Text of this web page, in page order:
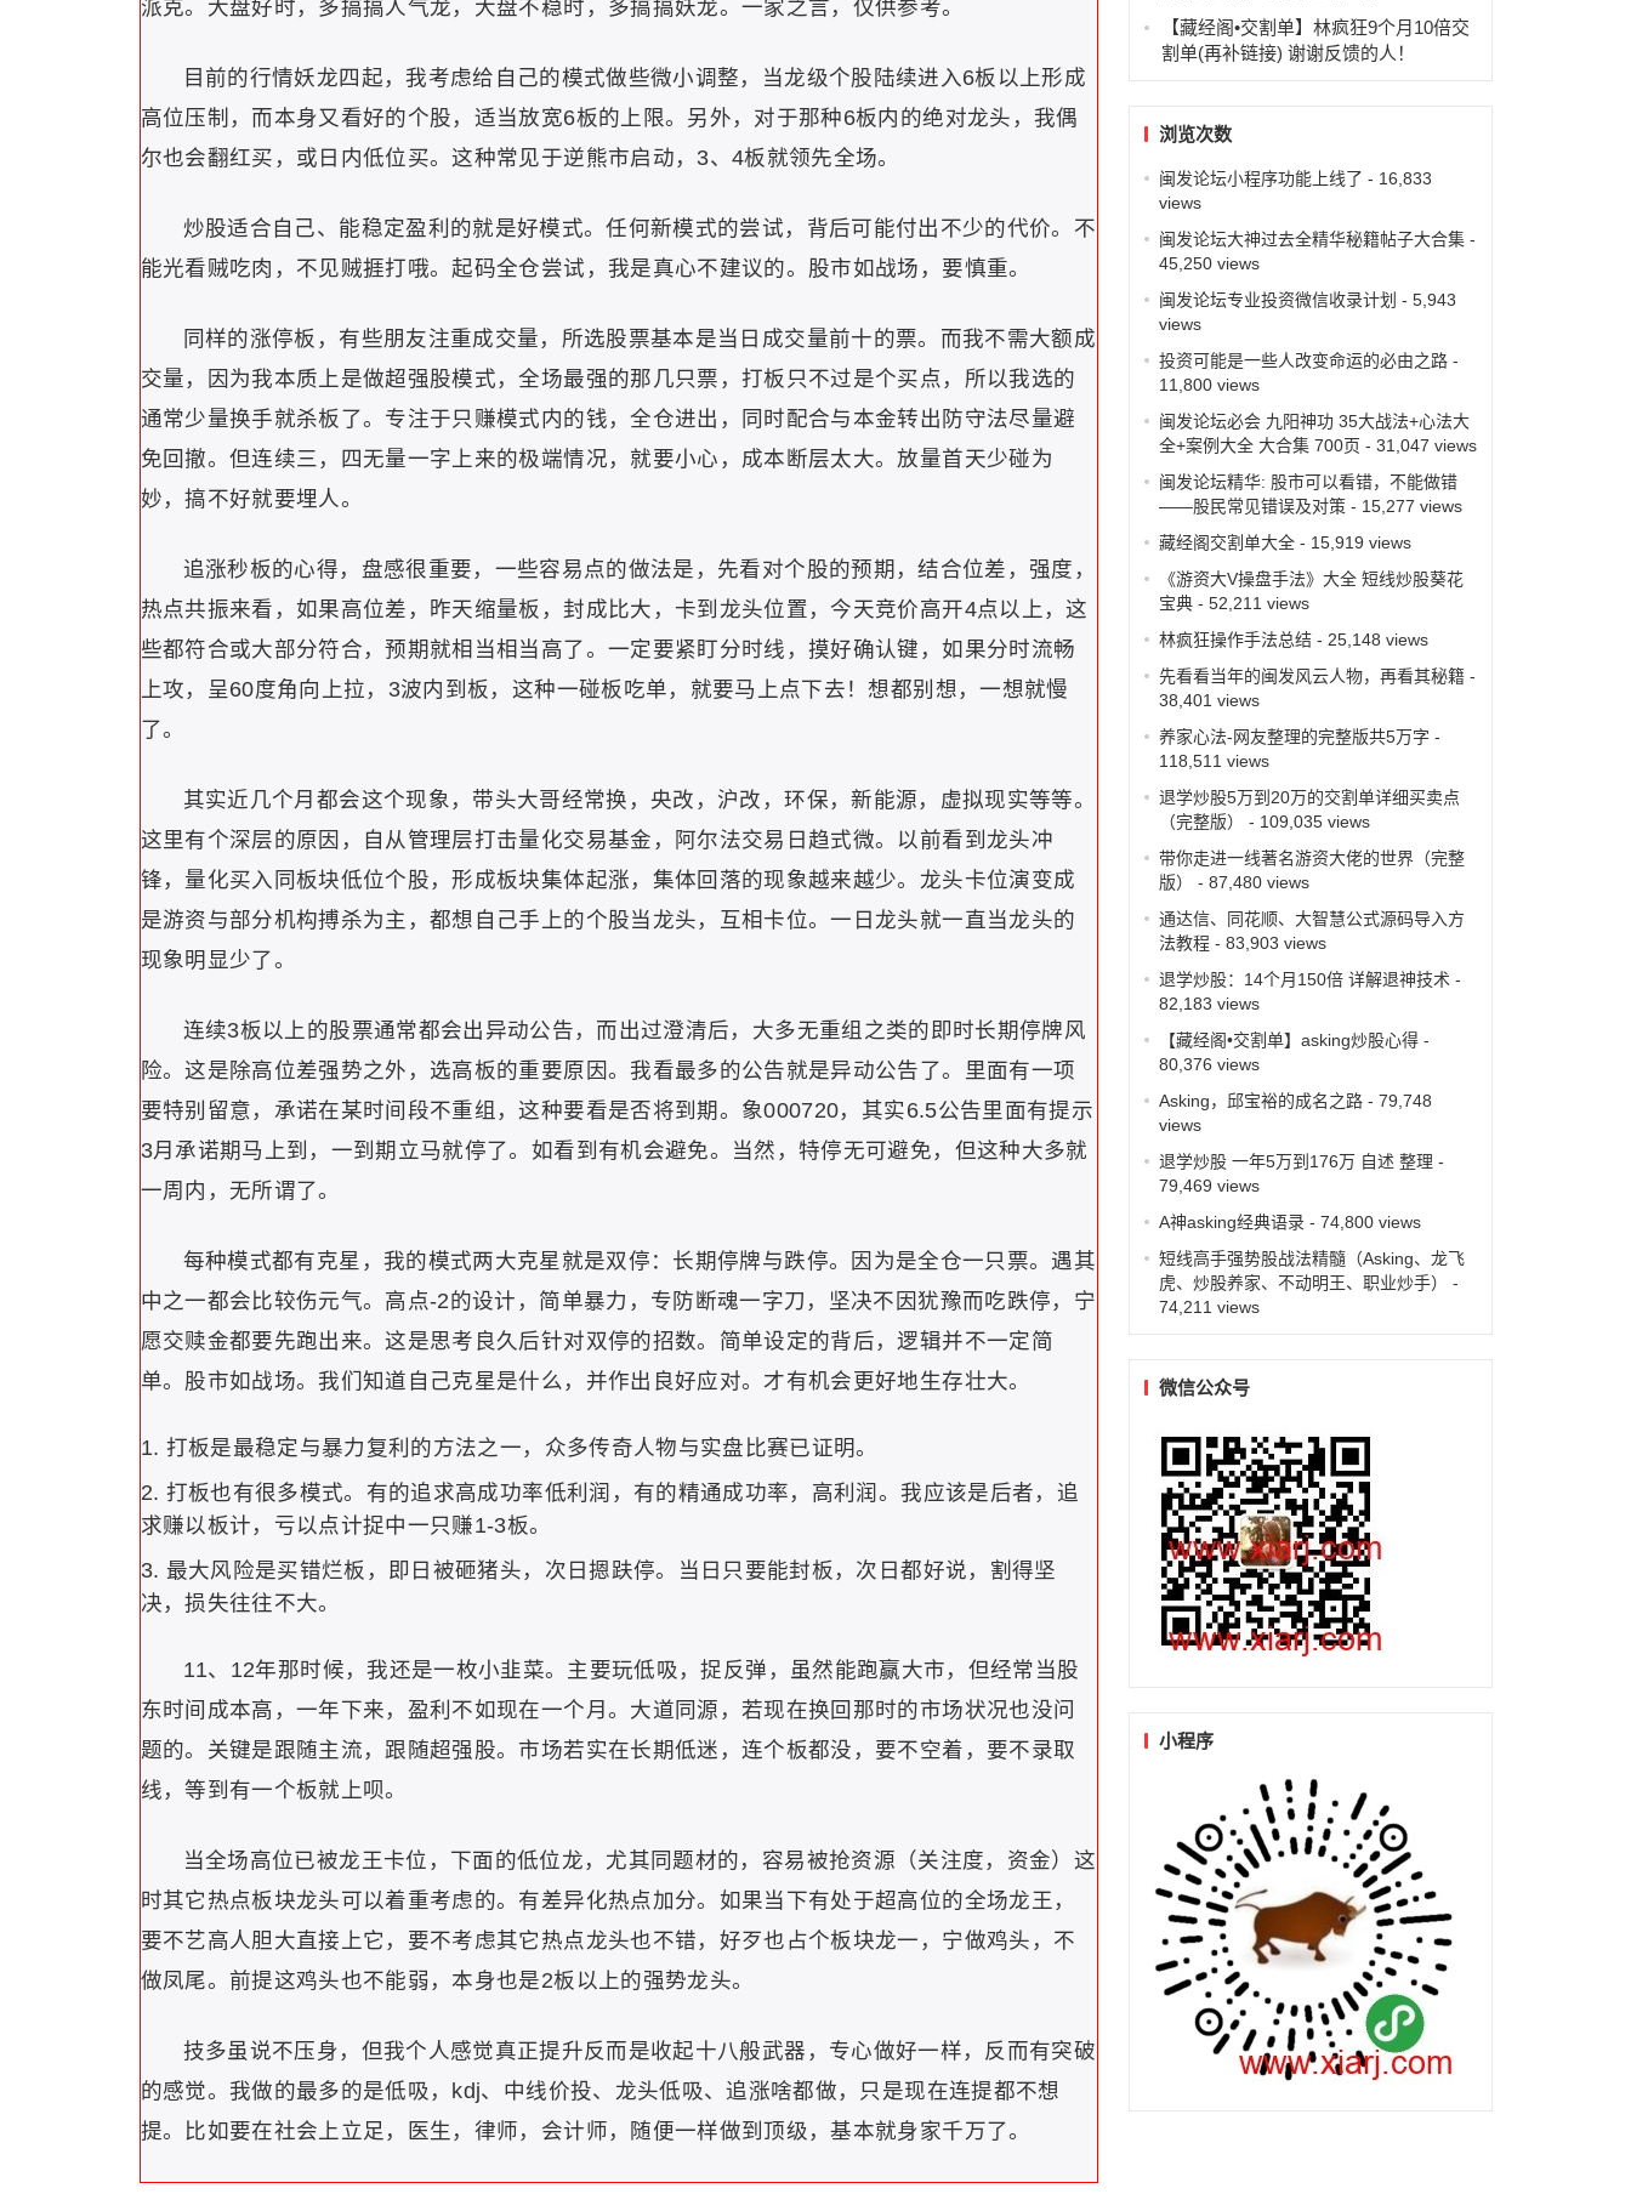
派克。大盘好时，多搞搞人气龙，大盘不稳时，多搞搞妖龙。一家之言，仅供参考。
目前的行情妖龙四起，我考虑给自己的模式做些微小调整，当龙级个股陆续进入6板以上形成
高位压制，而本身又看好的个股，适当放宽6板的上限。另外，对于那种6板内的绝对龙头，我偶
尔也会翻红买，或日内低位买。这种常见于逆熊市启动，3、4板就领先全场。
炒股适合自己、能稳定盈利的就是好模式。任何新模式的尝试，背后可能付出不少的代价。不
能光看贼吃肉，不见贼捱打哦。起码全仓尝试，我是真心不建议的。股市如战场，要慎重。
同样的涨停板，有些朋友注重成交量，所选股票基本是当日成交量前十的票。而我不需大额成
交量，因为我本质上是做超强股模式，全场最强的那几只票，打板只不过是个买点，所以我选的
通常少量换手就杀板了。专注于只赚模式内的钱，全仓进出，同时配合与本金转出防守法尽量避
免回撤。但连续三，四无量一字上来的极端情况，就要小心，成本断层太大。放量首天少碰为
妙，搞不好就要埋人。
追涨秒板的心得，盘感很重要，一些容易点的做法是，先看对个股的预期，结合位差，强度，
热点共振来看，如果高位差，昨天缩量板，封成比大，卡到龙头位置，今天竞价高开4点以上，这
些都符合或大部分符合，预期就相当相当高了。一定要紧盯分时线，摸好确认键，如果分时流畅
上攻，呈60度角向上拉，3波内到板，这种一碰板吃单，就要马上点下去！想都别想，一想就慢
了。
其实近几个月都会这个现象，带头大哥经常换，央改，沪改，环保，新能源，虚拟现实等等。
这里有个深层的原因，自从管理层打击量化交易基金，阿尔法交易日趋式微。以前看到龙头冲
锋，量化买入同板块低位个股，形成板块集体起涨，集体回落的现象越来越少。龙头卡位演变成
是游资与部分机构搏杀为主，都想自己手上的个股当龙头，互相卡位。一日龙头就一直当龙头的
现象明显少了。
连续3板以上的股票通常都会出异动公告，而出过澄清后，大多无重组之类的即时长期停牌风
险。这是除高位差强势之外，选高板的重要原因。我看最多的公告就是异动公告了。里面有一项
要特别留意，承诺在某时间段不重组，这种要看是否将到期。象000720，其实6.5公告里面有提示
3月承诺期马上到，一到期立马就停了。如看到有机会避免。当然，特停无可避免，但这种大多就
一周内，无所谓了。
每种模式都有克星，我的模式两大克星就是双停：长期停牌与跌停。因为是全仓一只票。遇其
中之一都会比较伤元气。高点-2的设计，简单暴力，专防断魂一字刀，坚决不因犹豫而吃跌停，宁
愿交赎金都要先跑出来。这是思考良久后针对双停的招数。简单设定的背后，逻辑并不一定简
单。股市如战场。我们知道自己克星是什么，并作出良好应对。才有机会更好地生存壮大。
打板是最稳定与暴力复利的方法之一，众多传奇人物与实盘比赛已证明。
打板也有很多模式。有的追求高成功率低利润，有的精通成功率，高利润。我应该是后者，追
求赚以板计，亏以点计捉中一只赚1-3板。
最大风险是买错烂板，即日被砸猪头，次日摁趺停。当日只要能封板，次日都好说，割得坚
决，损失往往不大。
11、12年那时候，我还是一枚小韭菜。主要玩低吸，捉反弹，虽然能跑赢大市，但经常当股
东时间成本高，一年下来，盈利不如现在一个月。大道同源，若现在换回那时的市场状况也没问
题的。关键是跟随主流，跟随超强股。市场若实在长期低迷，连个板都没，要不空着，要不录取
线，等到有一个板就上呗。
当全场高位已被龙王卡位，下面的低位龙，尤其同题材的，容易被抢资源（关注度，资金）这
时其它热点板块龙头可以着重考虑的。有差异化热点加分。如果当下有处于超高位的全场龙王，
要不艺高人胆大直接上它，要不考虑其它热点龙头也不错，好歹也占个板块龙一，宁做鸡头，不
做凤尾。前提这鸡头也不能弱，本身也是2板以上的强势龙头。
技多虽说不压身，但我个人感觉真正提升反而是收起十八般武器，专心做好一样，反而有突破
的感觉。我做的最多的是低吸，kdj、中线价投、龙头低吸、追涨啥都做，只是现在连提都不想
提。比如要在社会上立足，医生，律师，会计师，随便一样做到顶级，基本就身家千万了。
【藏经阁•交割单】林疯狂9个月10倍交
割单(再补链接) 谢谢反馈的人！
浏览次数
闽发论坛小程序功能上线了 - 16,833
views
闽发论坛大神过去全精华秘籍帖子大合集-
45,250 views
闽发论坛专业投资微信收录计划 - 5,943
views
投资可能是一些人改变命运的必由之路-
11,800 views
闽发论坛必会 九阳神功 35大战法+心法大
全+案例大全 大合集 700页 - 31,047 views
闽发论坛精华: 股市可以看错，不能做错
——股民常见错误及对策- 15,277 views
藏经阁交割单大全- 15,919 views
《游资大V操盘手法》大全 短线炒股葵花
宝典- 52,211 views
林疯狂操作手法总结- 25,148 views
先看看当年的闽发风云人物，再看其秘籍-
38,401 views
养家心法-网友整理的完整版共5万字 -
118,511 views
退学炒股5万到20万的交割单详细买卖点
（完整版）
- 109,035 views
带你走进一线著名游资大佬的世界（完整
版）
- 87,480 views
通达信、同花顺、大智慧公式源码导入方
法教程- 83,903 views
退学炒股：14个月150倍 详解退神技术 -
82,183 views
【藏经阁•交割单】asking炒股心得-
80,376 views
Asking，邱宝裕的成名之路- 79,748
views
退学炒股 一年5万到176万 自述 整理 -
79,469 views
A神asking经典语录- 74,800 views
短线高手强势股战法精髓（Asking、龙飞
虎、炒股养家、不动明王、职业炒手）
-
74,211 views
微信公众号
小程序